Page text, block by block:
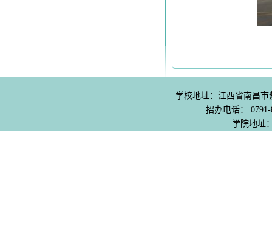
学校地址：江西省南昌
招办电话：
学院地址